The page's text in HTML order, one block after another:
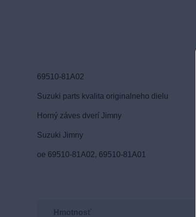
69510-81A02
Suzuki parts kvalita originalneho dielu
Horný záves dverí Jimny
Suzuki Jimny
oe 69510-81A02, 69510-81A01
Hmotnosť